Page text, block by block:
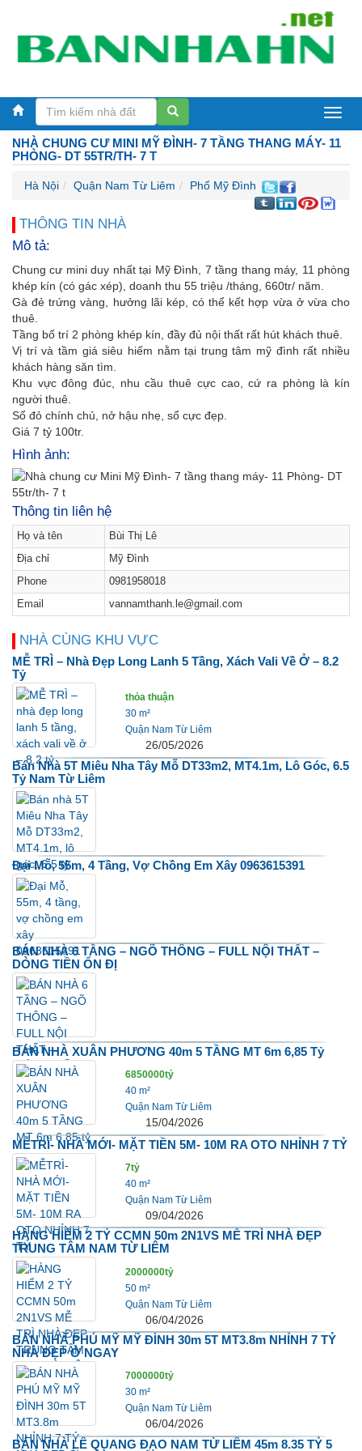
Bán
nhà
Nội
NHÀ CHUNG CƯ MINI MỸ ĐÌNH- 7 TẦNG THANG MÁY- 11
PHÒNG- DT 55TR/TH- 7 T
Hà Nội Quận Nam Từ Liêm Phố Mỹ Đình
THÔNG TIN NHÀ
Mô tả:
Chung cư mini duy nhất tại Mỹ Đình, 7 tầng thang máy, 11 phòng
khép kín (có gác xép), doanh thu 55 triệu /tháng, 660tr/ năm.
Gà đẻ trứng vàng, hưởng lãi kép, có thể kết hợp vừa ở vừa cho
thuê.
Tầng bố trí 2 phòng khép kín, đầy đủ nội thất rất hút khách thuê.
Vị trí và tầm giá siêu hiếm nằm tại trung tâm mỹ đình rất nhiều
khách hàng săn tìm.
Khu vực đông đúc, nhu cầu thuê cực cao, cứ ra phòng là kín
người thuê.
Sổ đỏ chính chủ, nở hậu nhẹ, sổ cực đẹp.
Giá 7 tỷ 100tr.
Hình ảnh:
Thông tin liên hệ
Họ và tên
Bùi Thị Lê
Địa chỉ
Mỹ Đình
Phone
0981958018
Email
vannamthanh.le@gmail.com
NHÀ CÙNG KHU VỰC
MỄ TRÌ – Nhà Đẹp Long Lanh 5 Tầng, Xách Vali Về Ở – 8.2
Tỷ
thỏa thuận
30 m²
Quận Nam Từ Liêm
26/05/2026
Bán Nhà 5T Miêu Nha Tây Mỗ DT33m2, MT4.1m, Lô Góc, 6.5
Tỷ Nam Từ Liêm
Đại Mỗ, 55m, 4 Tầng, Vợ Chồng Em Xây 0963615391
BÁN NHÀ 6 TẦNG – NGÕ THÔNG – FULL NỘI THẤT –
DÒNG TIỀN ỔN ĐỊ
BÁN NHÀ XUÂN PHƯƠNG 40m 5 TẦNG MT 6m 6,85 Tỷ
6850000tỷ
40 m²
Quận Nam Từ Liêm
15/04/2026
MỄTRÌ- NHÀ MỚI- MẶT TIỀN 5M- 10M RA OTO NHỈNH 7 TỶ
7tỷ
40 m²
Quận Nam Từ Liêm
09/04/2026
HÀNG HIỂM 2 TỶ CCMN 50m 2N1VS MỄ TRÌ NHÀ ĐẸP
TRUNG TÂM NAM TỪ LIÊM
2000000tỷ
50 m²
Quận Nam Từ Liêm
06/04/2026
BÁN NHÀ PHÚ MỸ MỸ ĐÌNH 30m 5T MT3.8m NHỈNH 7 TỶ
NHÀ ĐẸP Ở NGAY
7000000tỷ
30 m²
Quận Nam Từ Liêm
06/04/2026
BÁN NHÀ LÊ QUANG ĐẠO NAM TỪ LIÊM 45m 8.35 TỶ 5